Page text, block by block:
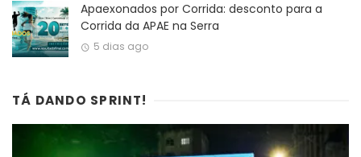
Apaexonados por Corrida: desconto para a
Corrida da APAE na Serra
5 dias ago
TÁ DANDO SPRINT!